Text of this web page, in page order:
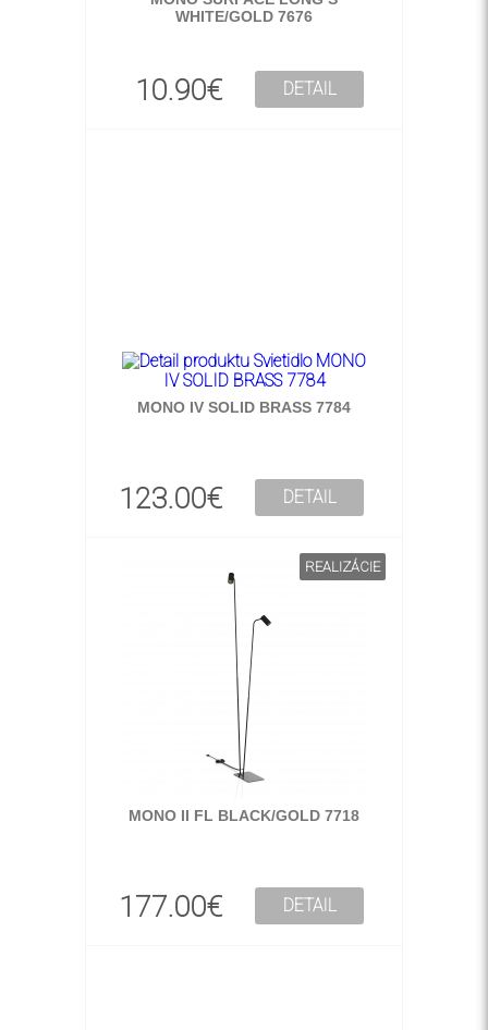
WHITE/GOLD 7676
10.90€ DETAIL
MONO IV SOLID BRASS 7784
123.00€ DETAIL
REALIZÁCIE
MONO II FL BLACK/GOLD 7718
177.00€ DETAIL